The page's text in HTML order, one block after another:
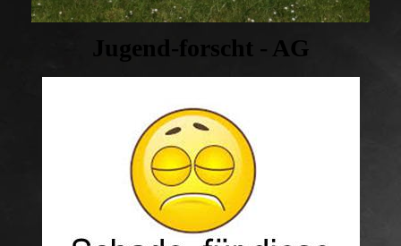
Jugend-forscht - AG